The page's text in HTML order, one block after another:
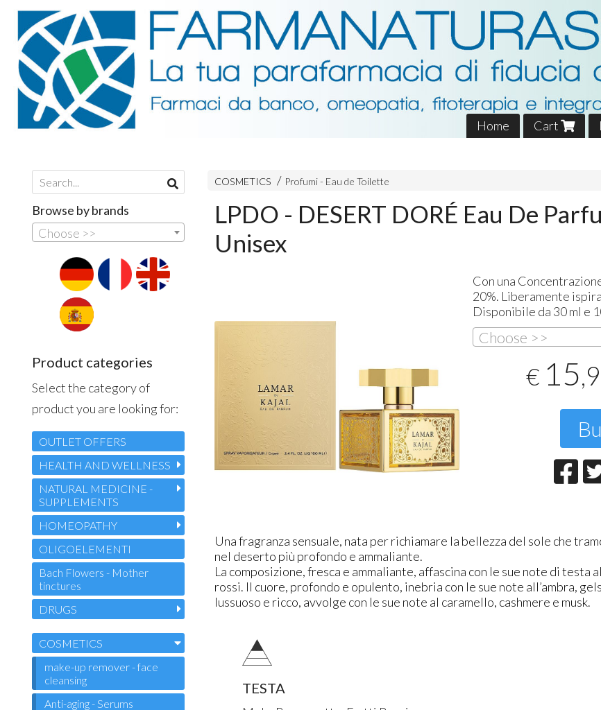
Home Cart
COSMETICS Profumi - Eau de Toilette
LPDO - DESERT DORÉ Eau De
Unisex
Con una
20%. Liberamente
Disponibile da 30 ml e
Choose >>
€ 15
​Una fragranza sensuale, nata per richiamare la bellezza del sole che
nel deserto più profondo e ammaliante.
La composizione, fresca e ammaliante, affascina con le sue note di testa
rossi. Il cuore, profondo e opulento, inebria con le sue note all’ambra,
lussuoso e ricco, avvolge con le sue note al caramello, cashmere e musk.
TESTA
Browse by brands
Choose >>
Product categories
Select the category of
product you are looking for:
OUTLET OFFERS
HEALTH AND WELLNESS
NATURAL MEDICINE -
SUPPLEMENTS
HOMEOPATHY
OLIGOELEMENTI
Bach Flowers - Mother
tinctures
DRUGS
COSMETICS
make-up remover - face
cleansing
Anti-aging - Serums
Great experience with
Farmanatura Shop! I needed
urgent delivery to Malta, and
13-07-2026 - Shaun A.